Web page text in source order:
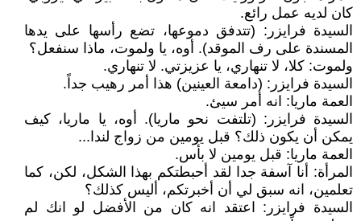
كان لديه عمل رائع.
السيدة فرايزر: (تتدفق دموعها، تضع رأسها على يدها
المسندة على رف الموقد). أوه، يا ولموت، ماذا سنفعل؟
ولموت: كلا، لا تنهاري، يا عزيزتي. لا تنهاري.
السيدة فرايزر: (دامعة العينين) هذا أمر رهيب جداً.
العمة ماريا: انه أمر سيئ.
السيدة فرايزر: (تلتفت نحو ماريا). أوه، يا ماريا، كيف
يمكن أن يكون ذلك؟ قبل يومين من زواج لندا...
العمة ماريا: قبل يومين لا بأس.
المرأة: أنا آسفة جدا لقد أحبطتكم بهذا الشكل، لكن، كما
تعلمين، انه سبق لي أن أخبرتكم، أليس كذلك؟
السيدة فرايزر: اعتقد انه كان من الأفضل لو انك لم